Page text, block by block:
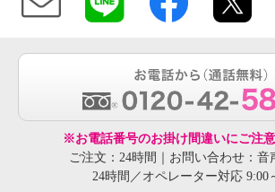
※お電話番号のお掛け間違いにご注意
ご注文：24時間｜お問い合わせ：音
24時間／オペレーター対応 9:00